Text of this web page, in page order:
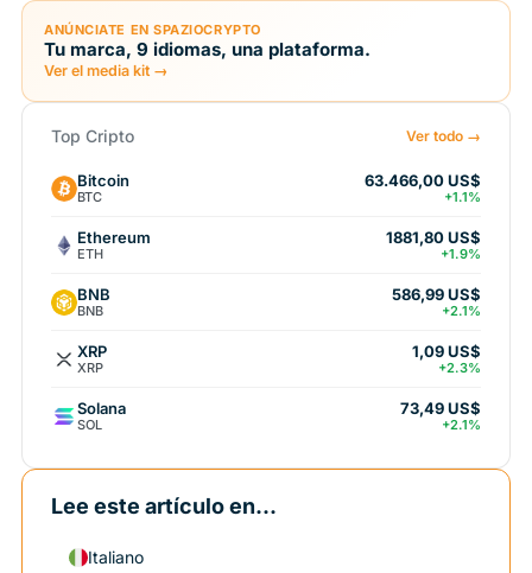
ANÚNCIATE EN SPAZIOCRYPTO
Tu marca, 9 idiomas, una plataforma.
Ver el media kit →
Top Cripto Ver todo →
Bitcoin
BTC
63.466,00 US$
+1.1%
Ethereum
ETH
1881,80 US$
+1.9%
BNB
BNB
586,99 US$
+2.1%
XRP
XRP
1,09 US$
+2.3%
Solana
SOL
73,49 US$
+2.1%
Lee este artículo en...
Italiano